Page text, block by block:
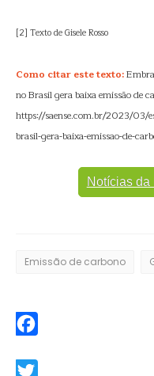
[2] Texto de Gisele Rosso
Como citar este texto:
no Brasil gera baixa emissão de
https://saense.com.br/2023/03/
brasil-gera-baixa-emissao-de-
Notícias da
Emissão de carbono